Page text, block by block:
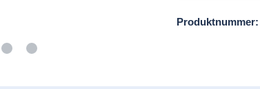
Produktnummer: